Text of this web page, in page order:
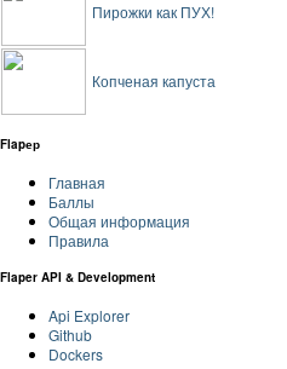
Пирожки как ПУХ!
Копченая капуста
Flapер
Главная
Баллы
Общая информация
Правила
Flaper API & Development
Api Explorer
Github
Dockers